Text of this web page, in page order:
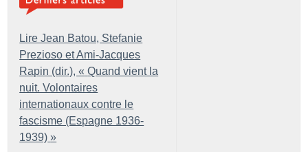
Lire Jean Batou, Stefanie
Prezioso et Ami-Jacques
Rapin (dir.), « Quand vient la
nuit. Volontaires
internationaux contre le
fascisme (Espagne 1936-
1939) »